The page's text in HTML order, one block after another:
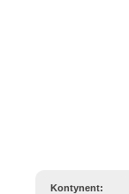
Kontynent: